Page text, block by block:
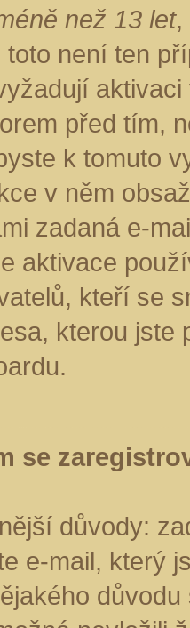
než 13 let,
toto není ten
před tím,
k tomuto
v něm
zadaná e-
aktivace
kteří se
kterou jste
se
důvody:
e-mail, který